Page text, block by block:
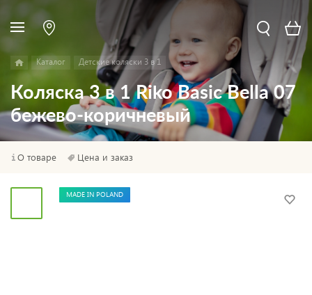
Каталог Детские коляски 3 в 1
Коляска 3 в 1 Riko Basic Bella 07
бежево-коричневый
О товаре Цена и заказ
MADE IN POLAND